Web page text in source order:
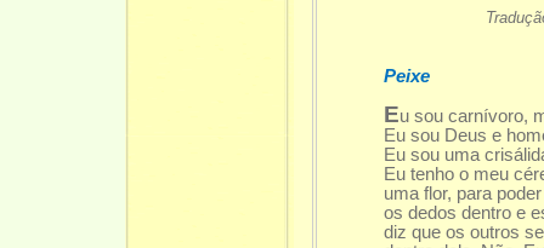
Tradução de
Peixe
Eu sou carnívoro,
Eu sou Deus e
Eu sou uma
Eu tenho o meu
uma flor, para
os dedos dentro e
diz que os outros